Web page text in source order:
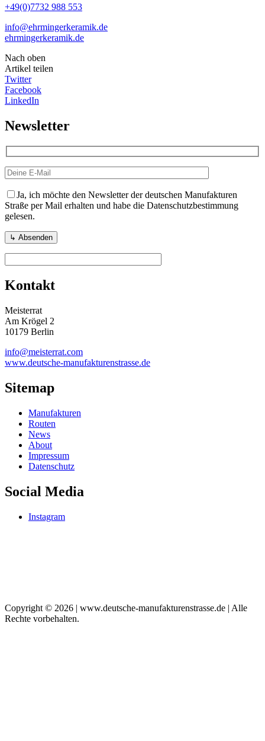
+49(0)7732 988 553
info@ehrmingerkeramik.de
ehrmingerkeramik.de
Nach oben
Artikel teilen
Twitter
Facebook
LinkedIn
Newsletter
Ja, ich möchte den Newsletter der deutschen Manufakturen
Straße per Mail erhalten und habe die Datenschutzbestimmung
gelesen.
Kontakt
Meisterrat
Am Krögel 2
10179 Berlin
info@meisterrat.com
www.deutsche-manufakturenstrasse.de
Sitemap
Manufakturen
Routen
News
About
Impressum
Datenschutz
Social Media
Instagram
Copyright © 2026 | www.deutsche-manufakturenstrasse.de | Alle
Rechte vorbehalten.